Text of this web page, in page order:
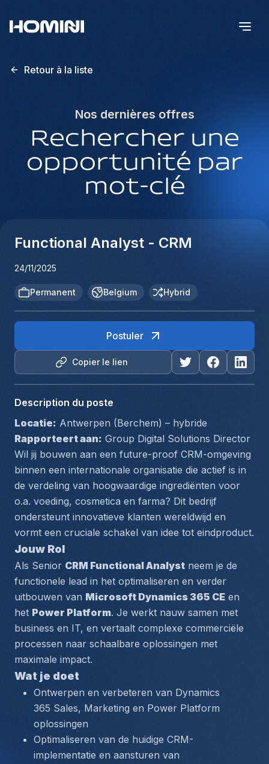
Retour à la liste
Nos dernières offres
Rechercher une
opportunité par
mot-clé
Functional Analyst - CRM
24/11/2025
Permanent Belgium Hybrid
Copier le lien
Postuler
Description du poste
Locatie: Antwerpen (Berchem) – hybride
Rapporteert aan: Group Digital Solutions Director
Wil jij bouwen aan een future-proof CRM-omgeving
binnen een internationale organisatie die actief is in
de verdeling van hoogwaardige ingrediënten voor
o.a. voeding, cosmetica en farma? Dit bedrijf
ondersteunt innovatieve klanten wereldwijd en
vormt een cruciale schakel van idee tot eindproduct.
Jouw Rol
Als Senior CRM Functional Analyst neem je de
functionele lead in het optimaliseren en verder
uitbouwen van Microsoft Dynamics 365 CE en
het Power Platform. Je werkt nauw samen met
business en IT, en vertaalt complexe commerciële
processen naar schaalbare oplossingen met
maximale impact.
Wat je doet
Ontwerpen en verbeteren van Dynamics
365 Sales, Marketing en Power Platform
oplossingen
Optimaliseren van de huidige CRM-
implementatie en aansturen van